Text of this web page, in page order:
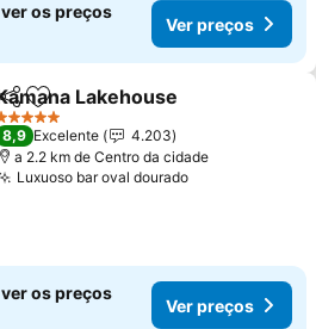
os preços
Ver preços
Adicionar aos favoritos
Lakehouse
Estrelas
8,9 Excelente
4.203
a 2.2 km de Centro da cidade
Luxuoso bar oval douradoVer preços
os preços
Ver preços